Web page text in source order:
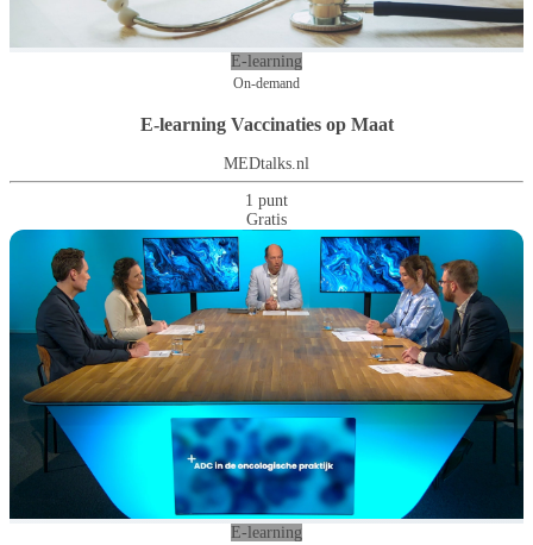
E-learning
On-demand
E-learning Vaccinaties op Maat
MEDtalks.nl
1 punt
Gratis
E-learning